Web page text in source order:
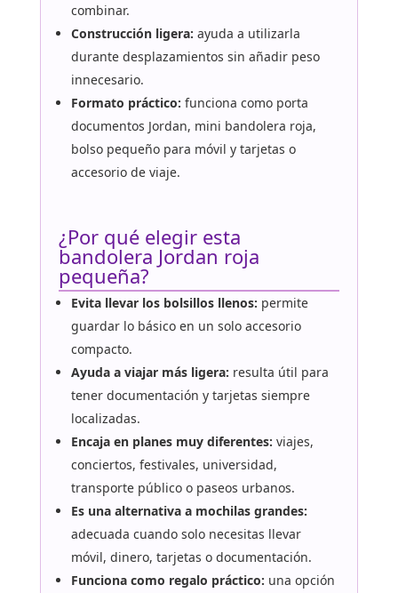
combinar.
Construcción ligera: ayuda a utilizarla
durante desplazamientos sin añadir peso
innecesario.
Formato práctico: funciona como porta
documentos Jordan, mini bandolera roja,
bolso pequeño para móvil y tarjetas o
accesorio de viaje.
¿Por qué elegir esta
bandolera Jordan roja
pequeña?
Evita llevar los bolsillos llenos: permite
guardar lo básico en un solo accesorio
compacto.
Ayuda a viajar más ligera: resulta útil para
tener documentación y tarjetas siempre
localizadas.
Encaja en planes muy diferentes: viajes,
conciertos, festivales, universidad,
transporte público o paseos urbanos.
Es una alternativa a mochilas grandes:
adecuada cuando solo necesitas llevar
móvil, dinero, tarjetas o documentación.
Funciona como regalo práctico: una opción